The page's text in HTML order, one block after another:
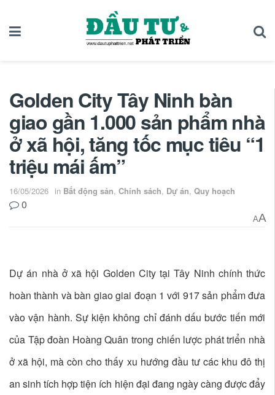
Golden City Tây Ninh bàn
giao gần 1.000 sản phẩm nhà
ở xã hội, tăng tốc mục tiêu “1
triệu mái ấm”
16/05/2026 in Bất động sản, Chính sách, Dự án, Quy hoạch
0
AA
Dự án nhà ở xã hội Golden City tại Tây Ninh chính thức
hoàn thành và bàn giao giai đoạn 1 với 917 sản phẩm đưa
vào vận hành. Sự kiện không chỉ đánh dấu bước tiến mới
của Tập đoàn Hoàng Quân trong chiến lược phát triển nhà
ở xã hội, mà còn cho thấy xu hướng đầu tư các khu đô thị
an sinh tích hợp tiện ích hiện đại đang ngày càng được đẩy